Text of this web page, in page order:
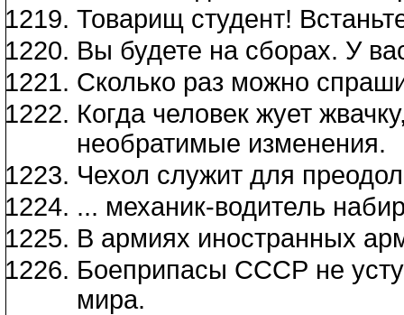
Товарищ студент!
Вы будете на сборах. У
Сколько раз можно
Когда человек жует
необратимые изменения.
Чехол служит для
... механик-водитель
В армиях иностранных
Боеприпасы СССР не
мира.